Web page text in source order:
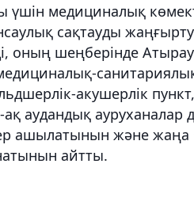
медициналық
сақтауды жаңғырту
оның шеңберінде
акушерлік
аудандық ауруханалар
ашылатынын және
айтты.